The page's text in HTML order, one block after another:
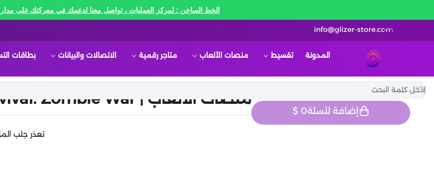
الخط الساخن : لمركز العمليات ، تواصل معنا لدعمك في معركتك على مدار 24
info@glizer-store.com
قلايزر ستور | Glizer Store
المدونة تقسيط منصات الألعاب متاجر رقمية الاتصالات والبيانات بطاقات
إضافة للسلة0
$
منصات الألعاب | State of Survival: Zombie War
تعذر جلب